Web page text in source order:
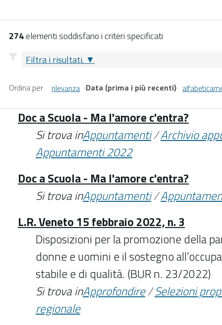
274elementi soddisfano i criteri specificati
Filtra i risultati.
Ordina per rilevanza ·Data (prima i più recenti)·
Doc a Scuola - Ma l'amore c'entra?
Si trova inAppuntamenti/Archivio
Appuntamenti 2022
Doc a Scuola - Ma l'amore c'entra?
Si trova inAppuntamenti/
L.R. Veneto 15 febbraio 2022, n. 3
Disposizioni per la promozione della
donne e uomini e il sostegno
stabile e di qualità. (BUR n. 23/2022)
Si trova inApprofondire/Selezioni
regionale